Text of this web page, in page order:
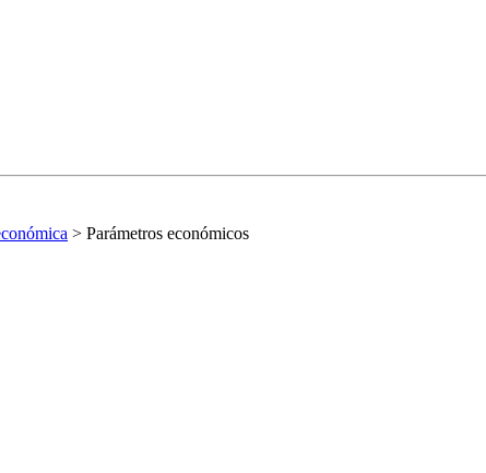
> Parámetros económicos